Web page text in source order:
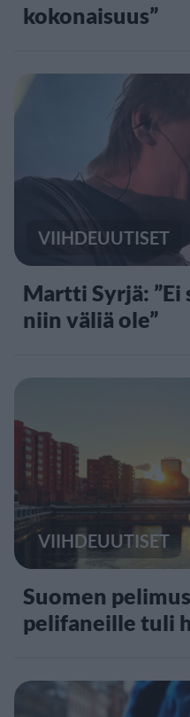
kokonaisuus”
VIIHDEUUTISET
Martti Syrjä:
niin väliä ole”
VIIHDEUUTISET
Suomen
pelifaneille tuli